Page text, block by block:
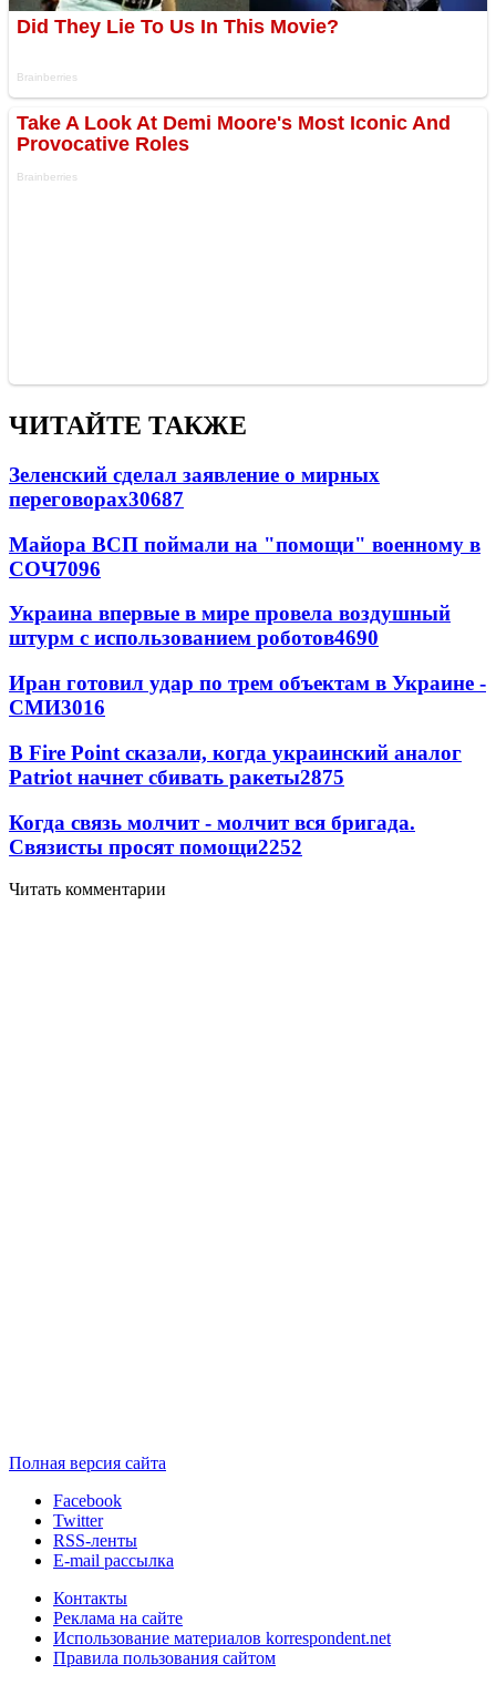
ЧИТАЙТЕ ТАКЖЕ
Зеленский сделал заявление о мирных
переговорах30687
Майора ВСП поймали на "помощи" военному в
СОЧ7096
Украина впервые в мире провела воздушный
штурм с использованием роботов4690
Иран готовил удар по трем объектам в Украине -
СМИ3016
В Fire Point сказали, когда украинский аналог
Patriot начнет сбивать ракеты2875
Когда связь молчит - молчит вся бригада.
Связисты просят помощи2252
Читать комментарии
Полная версия сайта
Facebook
Twitter
RSS-ленты
E-mail рассылка
Контакты
Реклама на сайте
Использование материалов korrespondent.net
Правила пользования сайтом